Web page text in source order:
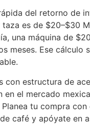
del retorno de
es de $20–$30
una máquina de
meses. Ese cálculo
con estructura de
en el mercado
tu compra con
café y apóyate en